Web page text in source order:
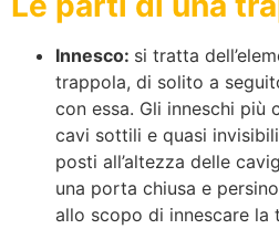
Innesco: si tratta
trappola, di solito a
con essa. Gli inneschi più
cavi sottili e quasi
posti all’altezza delle
una porta chiusa e
allo scopo di innescare la